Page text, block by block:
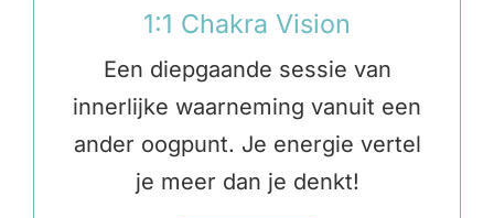
1:1 Chakra Vision
Een diepgaande sessie van
innerlijke waarneming vanuit een
ander oogpunt. Je energie vertel
je meer dan je denkt!